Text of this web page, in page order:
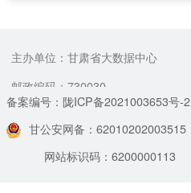
主办单位：甘肃省大数据中心
邮政编码：730030
备案编号：陇ICP备2021003653号-2
甘公安网备：62010202003515
网站标识码：6200000113